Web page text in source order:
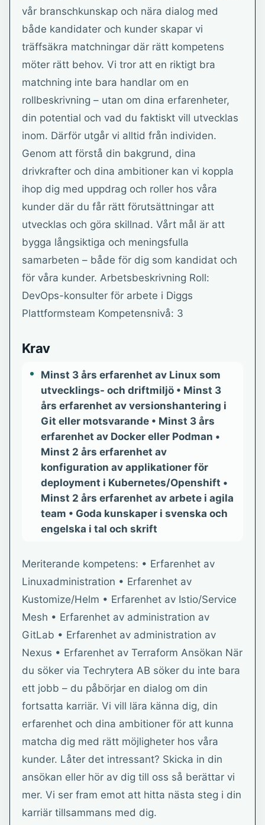
vår branschkunskap och nära dialog med
både kandidater och kunder skapar vi
träffsäkra matchningar där rätt kompetens
möter rätt behov. Vi tror att en riktigt bra
matchning inte bara handlar om en
rollbeskrivning – utan om dina erfarenheter,
din potential och vad du faktiskt vill utvecklas
inom. Därför utgår vi alltid från individen.
Genom att förstå din bakgrund, dina
drivkrafter och dina ambitioner kan vi koppla
ihop dig med uppdrag och roller hos våra
kunder där du får rätt förutsättningar att
utvecklas och göra skillnad. Vårt mål är att
bygga långsiktiga och meningsfulla
samarbeten – både för dig som kandidat och
för våra kunder. Arbetsbeskrivning Roll:
DevOps-konsulter för arbete i Diggs
Plattformsteam Kompetensnivå: 3
Krav
Minst 3 års erfarenhet av Linux som
utvecklings- och driftmiljö • Minst 3
års erfarenhet av versionshantering i
Git eller motsvarande • Minst 3 års
erfarenhet av Docker eller Podman •
Minst 2 års erfarenhet av
konfiguration av applikationer för
deployment i Kubernetes/Openshift •
Minst 2 års erfarenhet av arbete i agila
team • Goda kunskaper i svenska och
engelska i tal och skrift
Meriterande kompetens: • Erfarenhet av
Linuxadministration • Erfarenhet av
Kustomize/Helm • Erfarenhet av Istio/Service
Mesh • Erfarenhet av administration av
GitLab • Erfarenhet av administration av
Nexus • Erfarenhet av Terraform Ansökan När
du söker via Techrytera AB söker du inte bara
ett jobb – du påbörjar en dialog om din
fortsatta karriär. Vi vill lära känna dig, din
erfarenhet och dina ambitioner för att kunna
matcha dig med rätt möjligheter hos våra
kunder. Låter det intressant? Skicka in din
ansökan eller hör av dig till oss så berättar vi
mer. Vi ser fram emot att hitta nästa steg i din
karriär tillsammans med dig.